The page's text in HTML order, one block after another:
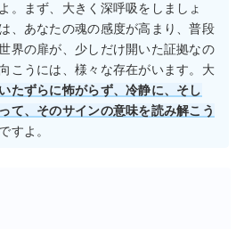
。まず、大きく深呼吸をしましょ
、あなたの魂の感度が高まり、普段
界の扉が、少しだけ開いた証拠なの
こうには、様々な存在がいます。大
いたずらに怖がらず、冷静に、そし
て、そのサインの意味を読み解こう
ですよ。